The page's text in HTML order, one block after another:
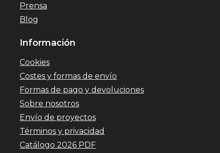
Prensa
Blog
Información
Cookies
Costes y formas de envío
Formas de pago y devoluciones
Sobre nosotros
Envío de proyectos
Términos y privacidad
Catálogo 2026 PDF